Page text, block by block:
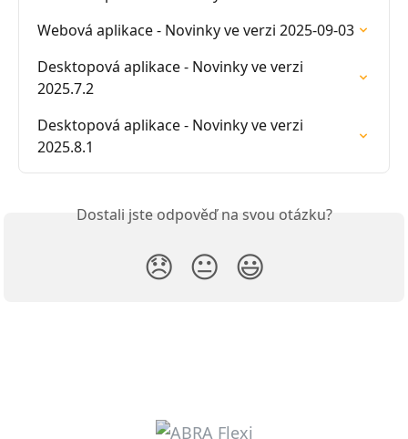
Webová aplikace - Novinky ve verzi 2025-09-03
Desktopová aplikace - Novinky ve verzi
2025.7.2
Desktopová aplikace - Novinky ve verzi
2025.8.1
Dostali jste odpověď na svou otázku?
😞 😐 😃